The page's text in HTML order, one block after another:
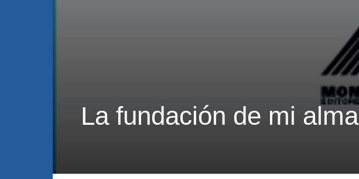
La fundación de mi alma